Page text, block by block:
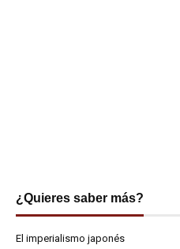
¿Quieres saber más?
El imperialismo japonés